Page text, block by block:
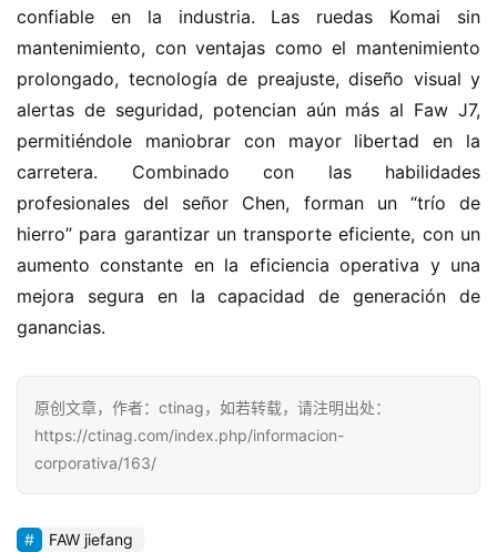
confiable en la industria. Las ruedas Komai sin
mantenimiento, con ventajas como el mantenimiento
prolongado, tecnología de preajuste, diseño visual y
alertas de seguridad, potencian aún más al Faw J7,
permitiéndole maniobrar con mayor libertad en la
carretera. Combinado con las habilidades
profesionales del señor Chen, forman un “trío de
hierro” para garantizar un transporte eficiente, con un
aumento constante en la eficiencia operativa y una
mejora segura en la capacidad de generación de
ganancias.
原创文章，作者：ctinag，如若转载，请注明出处：
https://ctinag.com/index.php/informacion-
corporativa/163/
FAW jiefang